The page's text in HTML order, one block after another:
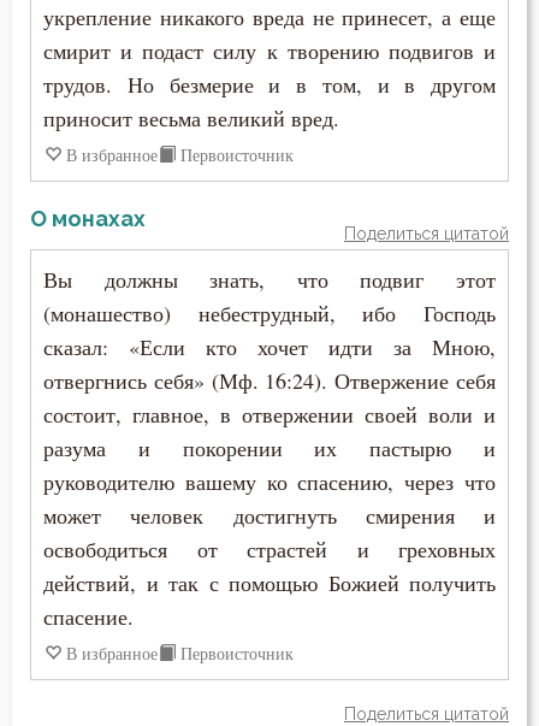
Трезвение
Тщеславие
Умерший
Уныние
Учёба
Хула
Царство небесное
укрепление никакого вреда не принесет, а еще
смирит и подаст силу к творению подвигов и
трудов. Но безмерие и в том, и в другом
приносит весьма великий вред.
В избранное Первоисточник
О монахах
Поделиться цитатой
Вы должны знать, что подвиг этот
(монашество) небеструдный, ибо Господь
сказал: «Если кто хочет идти за Мною,
отвергнись себя» (Мф. 16:24). Отвержение себя
состоит, главное, в отвержении своей воли и
разума и покорении их пастырю и
руководителю вашему ко спасению, через что
может человек достигнуть смирения и
освободиться от страстей и греховных
действий, и так с помощью Божией получить
спасение.
В избранное Первоисточник
Поделиться цитатой